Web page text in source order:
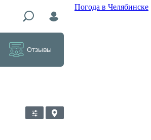
Погода в Челябинске
Отзывы